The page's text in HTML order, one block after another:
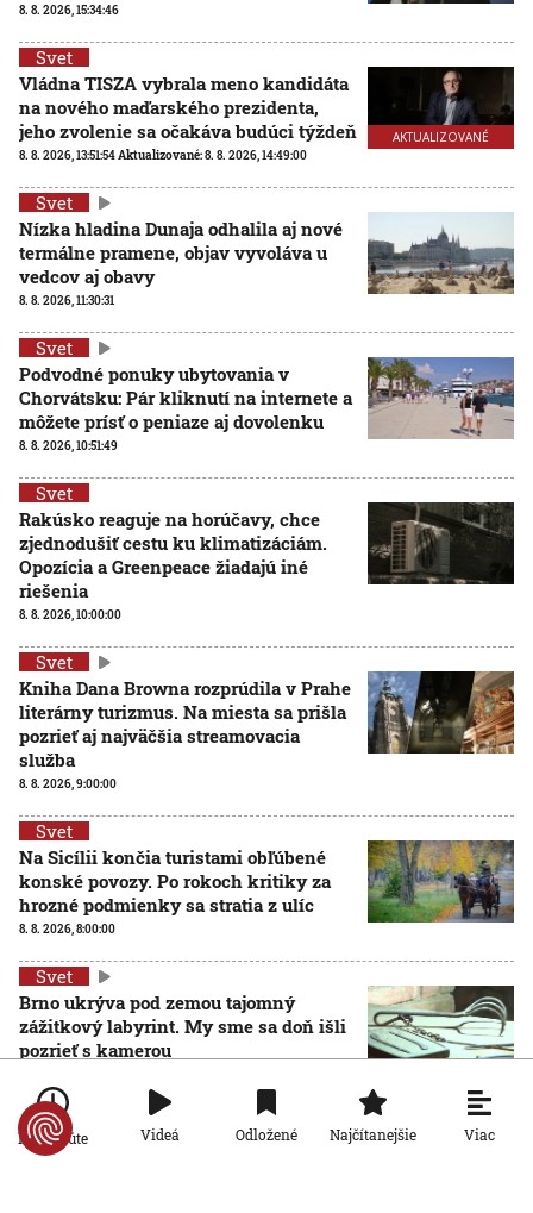
8. 8. 2026, 15:34:46
AKTUALIZOVANÉ
Svet
Vládna TISZA vybrala meno kandidáta
na nového maďarského prezidenta,
jeho zvolenie sa očakáva budúci týždeň
8. 8. 2026, 13:51:54Aktualizované:8. 8. 2026, 14:49:00
Svet
Nízka hladina Dunaja odhalila aj nové
termálne pramene, objav vyvoláva u
vedcov aj obavy
8. 8. 2026, 11:30:31
Svet
Podvodné ponuky ubytovania v
Chorvátsku: Pár kliknutí na internete a
môžete prísť o peniaze aj dovolenku
8. 8. 2026, 10:51:49
Svet
Rakúsko reaguje na horúčavy, chce
zjednodušiť cestu ku klimatizáciám.
Opozícia a Greenpeace žiadajú iné
riešenia
8. 8. 2026, 10:00:00
Svet
Kniha Dana Browna rozprúdila v Prahe
literárny turizmus. Na miesta sa prišla
pozrieť aj najväčšia streamovacia
služba
8. 8. 2026, 9:00:00
Svet
Na Sicílii končia turistami obľúbené
konské povozy. Po rokoch kritiky za
hrozné podmienky sa stratia z ulíc
8. 8. 2026, 8:00:00
Svet
Brno ukrýva pod zemou tajomný
zážitkový labyrint. My sme sa doň išli
pozrieť s kamerou
Svet
VIDEO: Zemetrasenie v Japonsku
Po minúte Videá Odložené Najčítanejšie Viac